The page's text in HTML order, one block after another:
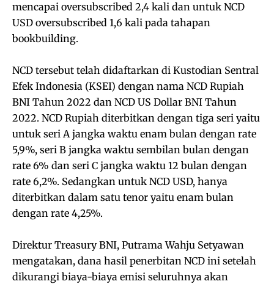
mencapai oversubscribed 2,4 kali dan untuk NCD
USD oversubscribed 1,6 kali pada tahapan
bookbuilding.
NCD tersebut telah didaftarkan di Kustodian Sentral
Efek Indonesia (KSEI) dengan nama NCD Rupiah
BNI Tahun 2022 dan NCD US Dollar BNI Tahun
2022. NCD Rupiah diterbitkan dengan tiga seri yaitu
untuk seri A jangka waktu enam bulan dengan rate
5,9%, seri B jangka waktu sembilan bulan dengan
rate 6% dan seri C jangka waktu 12 bulan dengan
rate 6,2%. Sedangkan untuk NCD USD, hanya
diterbitkan dalam satu tenor yaitu enam bulan
dengan rate 4,25%.
Direktur Treasury BNI, Putrama Wahju Setyawan
mengatakan, dana hasil penerbitan NCD ini setelah
dikurangi biaya-biaya emisi seluruhnya akan